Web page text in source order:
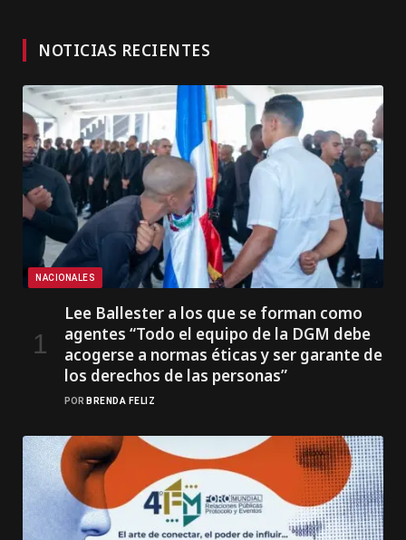
NOTICIAS RECIENTES
NACIONALES
Lee Ballester a los que se forman como
agentes “Todo el equipo de la DGM debe
acogerse a normas éticas y ser garante de
los derechos de las personas”
POR BRENDA FELIZ